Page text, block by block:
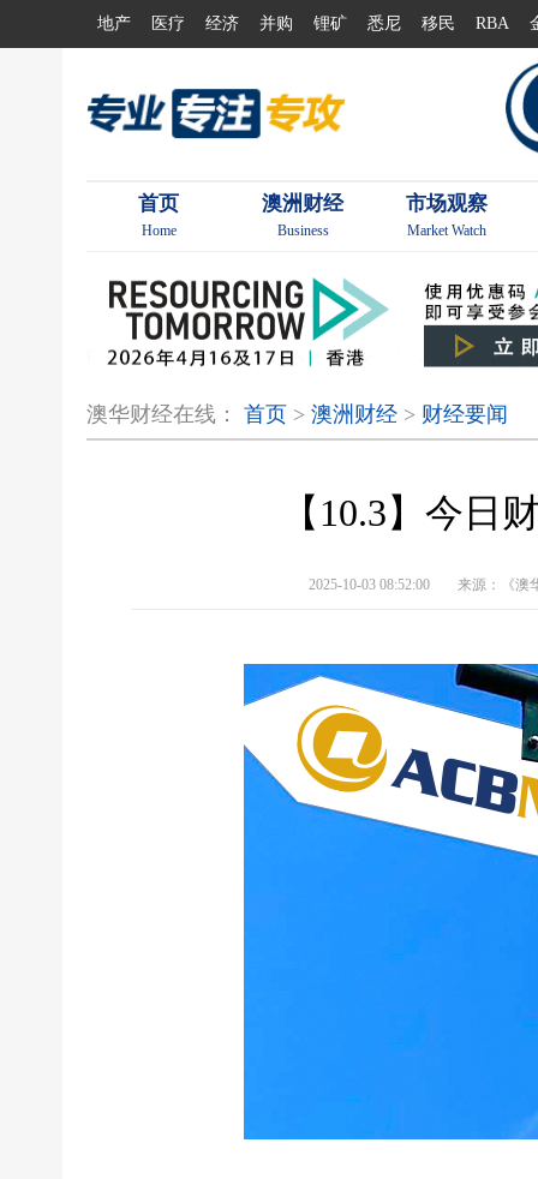
地产 医疗 经济 并购 锂矿 悉尼 移民 RBA
首页
Home
澳洲财经
Business
市场观察
Market Watch
澳华财经在线： 首页 > 澳洲财经 > 财经要闻
【10.3】今日
2025-10-03 08:52:00 来源：《澳